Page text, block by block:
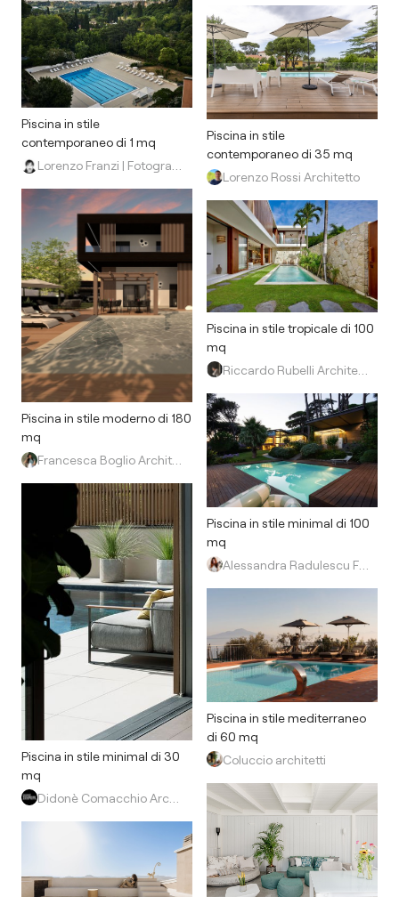
Piscina in stile
contemporaneo di 1 mq
Piscina in stile moderno di 180
mq
Piscina in stile minimal di 30
mq
Piscina in stile
contemporaneo di 35 mq
Lorenzo Rossi Architetto
Piscina in stile tropicale di 100
mq
Piscina in stile minimal di 100
mq
Piscina in stile mediterraneo
di 60 mq
Coluccio architetti